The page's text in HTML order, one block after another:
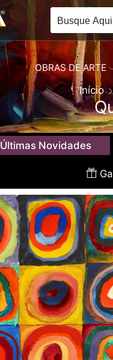
OBRAS DE ARTE
Início
Últimas Novidades